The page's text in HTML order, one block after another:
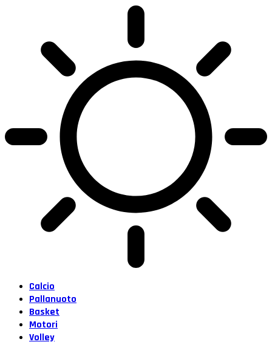
Calcio
Pallanuoto
Basket
Motori
Volley